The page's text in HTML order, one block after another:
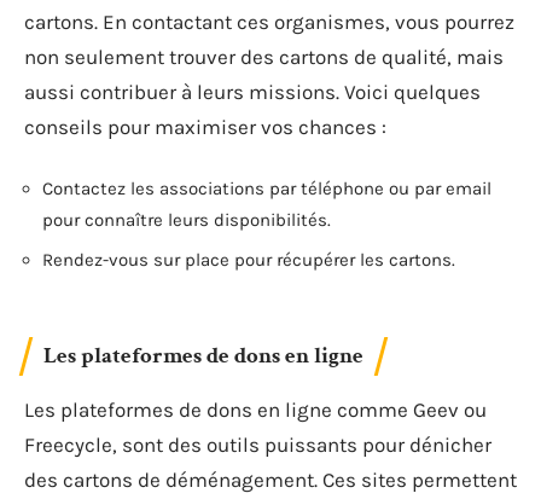
cartons. En contactant ces organismes, vous pourrez
non seulement trouver des cartons de qualité, mais
aussi contribuer à leurs missions. Voici quelques
conseils pour maximiser vos chances :
Contactez les associations par téléphone ou par email
pour connaître leurs disponibilités.
Rendez-vous sur place pour récupérer les cartons.
Les plateformes de dons en ligne
Les plateformes de dons en ligne comme Geev ou
Freecycle, sont des outils puissants pour dénicher
des cartons de déménagement. Ces sites permettent